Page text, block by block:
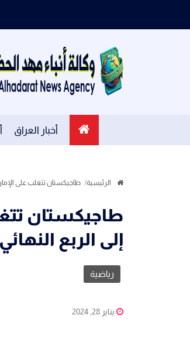
أخبار العراق
الرئيسية طاجيكستان تتغلب على
طاجيكستان
إلى الربع
رياضية
يناير 28, 2024